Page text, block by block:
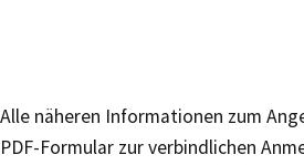
Alle näheren Informationen zum
PDF-Formular zur verbindlichen